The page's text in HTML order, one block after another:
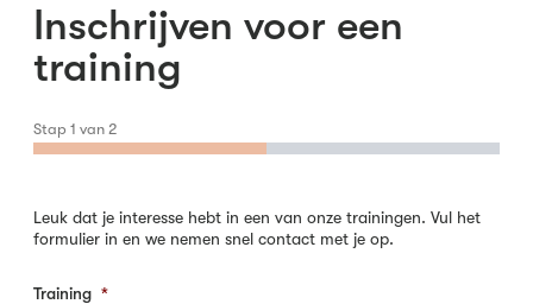
Inschrijven voor een
training
Stap 1 van 2
Leuk dat je interesse hebt in een van onze trainingen. Vul het
formulier in en we nemen snel contact met je op.
Training *